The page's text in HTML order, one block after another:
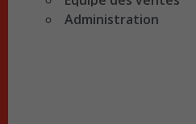
Administration